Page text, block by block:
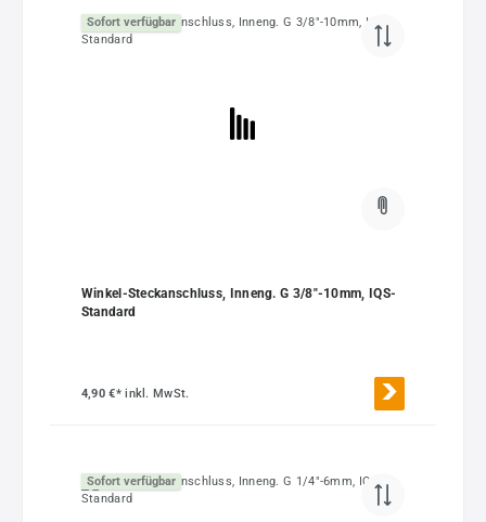
Sofort verfügbar
Winkel-Steckanschluss, Inneng. G 3/8"-10mm, IQS-
Standard
4,90 €*inkl. MwSt.
Sofort verfügbar